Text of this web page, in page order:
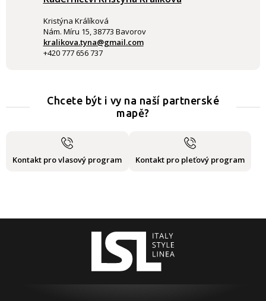
Kristýna Králíková
Nám. Míru 15, 38773 Bavorov
kralikova.tyna@gmail.com
+420 777 656 737
Chcete být i vy na naší partnerské
mapě?
Kontakt pro vlasový program Kontakt pro pleťový program